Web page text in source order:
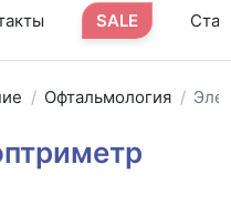
SALE
Офтальмология